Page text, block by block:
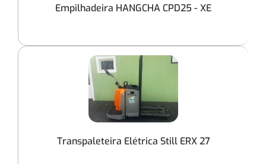
Empilhadeira HANGCHA CPD25 - XE
Transpaleteira Elétrica Still ERX 27